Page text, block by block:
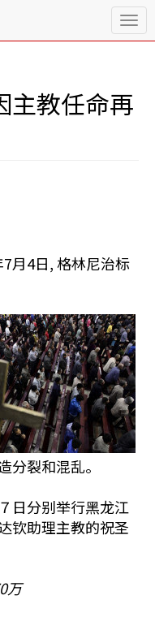
T
o
e
n
n
主教任命再
月4日, 格林尼治标
分裂和混乱。
日分别举行黑龙江
钦助理主教的祝圣
万